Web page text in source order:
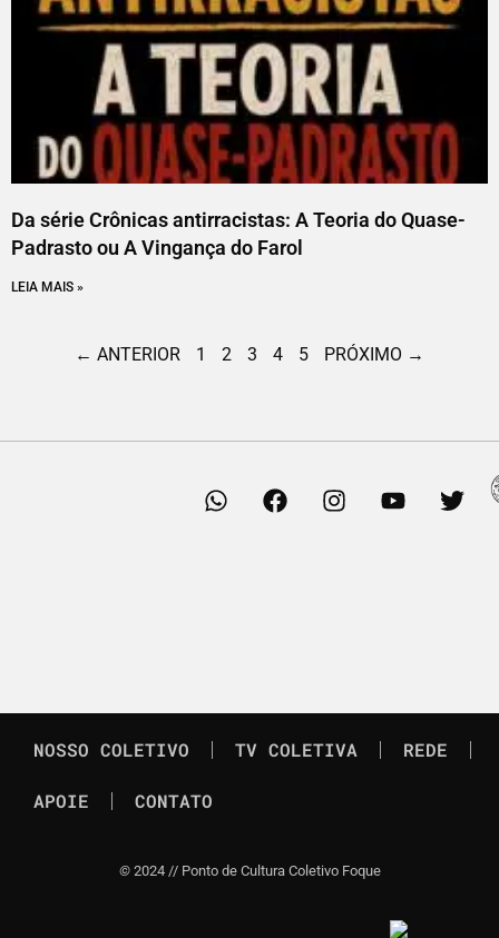
Da série Crônicas antirracistas: A Teoria do Quase-
Padrasto ou A Vingança do Farol
LEIA MAIS »
← ANTERIOR 1 2 3 4 5 PRÓXIMO →
NOSSO COLETIVO TV COLETIVA REDE
APOIE CONTATO
© 2024 // Ponto de Cultura Coletivo Foque